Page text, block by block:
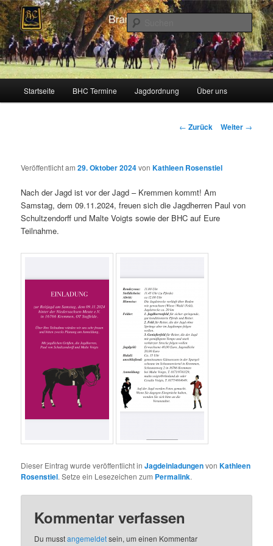
Zum
Inhalt
wechseln
Brandenburger Hunting Club
Schleppjagden und Vielseitigkeitsreiten in Berlin und Brandenburg
Startseite BHC Termine Jagdordnung Über uns
Beitragsnavigation
← Zurück Weiter →
Veröffentlicht am29. Oktober 2024vonKathleen Rosenstiel
Nach der Jagd ist vor der Jagd – Kremmen kommt! Am
Samstag, dem 09.11.2024, freuen sich die Jagdherren Paul von
Schultzendorff und Malte Voigts sowie der BHC auf Eure
Teilnahme.
Dieser Eintrag wurde veröffentlicht inJagdeinladungenvonKathleen
Rosenstiel. Setze ein Lesezeichen zum Permalink.
Kommentar verfassen
Du musstangemeldetsein, um einen Kommentar